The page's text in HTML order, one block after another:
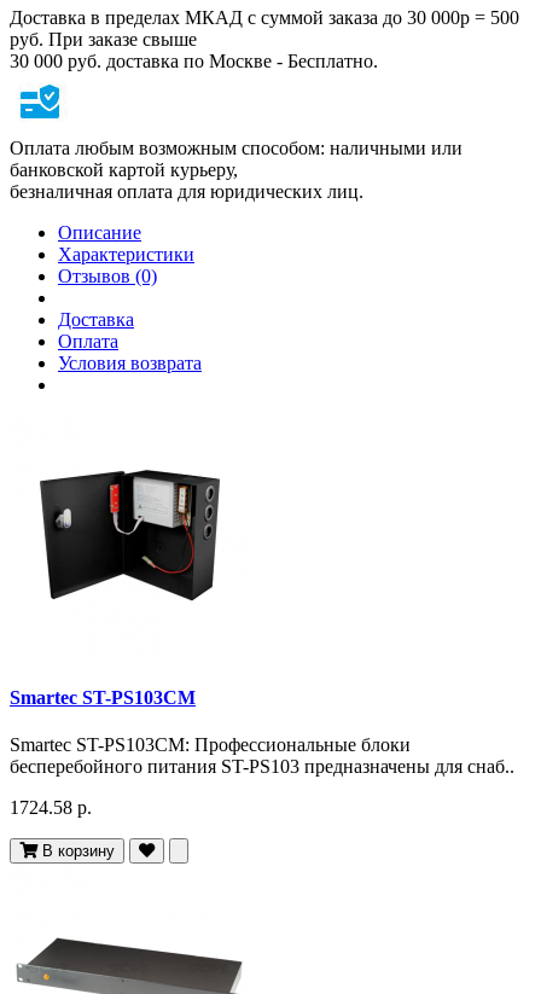
Доставка в пределах МКАД с суммой заказа до 30 000р = 500
руб. При заказе свыше
30 000 руб. доставка по Москве - Бесплатно.
Оплата любым возможным способом: наличными или
банковской картой курьеру,
безналичная оплата для юридических лиц.
Описание
Характеристики
Отзывов (0)
Доставка
Оплата
Условия возврата
Smartec ST-PS103CM
Smartec ST-PS103CM: Профессиональные блоки
бесперебойного питания ST-PS103 предназначены для снаб..
1724.58 р.
В корзину